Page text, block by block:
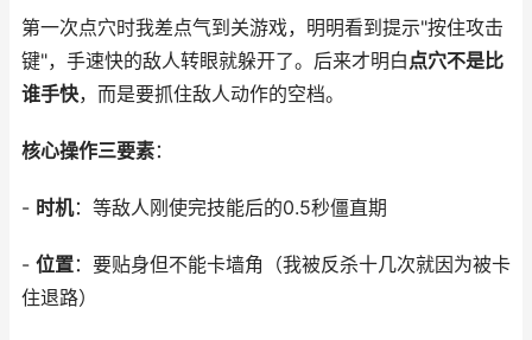
第一次点穴时我差点气到关游戏，明明看到提示"按住攻击
键"，手速快的敌人转眼就躲开了。后来才明白点穴不是比
谁手快，而是要抓住敌人动作的空档。
核心操作三要素：
- 时机：等敌人刚使完技能后的0.5秒僵直期
- 位置：要贴身但不能卡墙角（我被反杀十几次就因为被卡
住退路）